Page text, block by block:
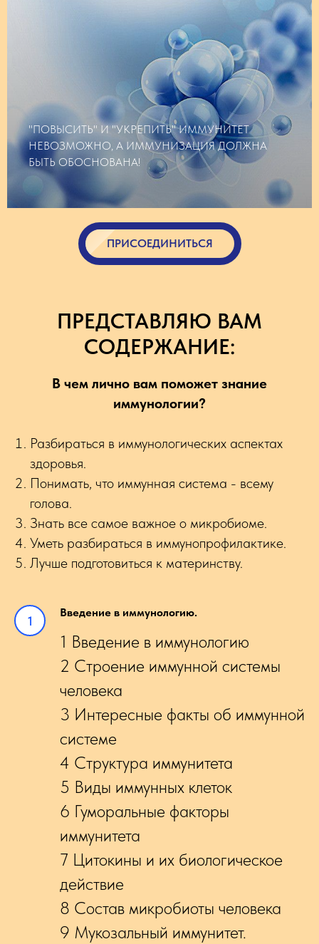
"ПОВЫСИТЬ" И "УКРЕПИТЬ" ИММУНИТЕТ
НЕВОЗМОЖНО, А ИММУНИЗАЦИЯ ДОЛЖНА
БЫТЬ ОБОСНОВАНА!
ПРИСОЕДИНИТЬСЯ
ПРЕДСТАВЛЯЮ ВАМ
СОДЕРЖАНИЕ:
В чем лично вам поможет знание
иммунологии?
Разбираться в иммунологических аспектах
здоровья.
Понимать, что иммунная система - всему
голова.
Знать все самое важное о микробиоме.
Уметь разбираться в иммунопрофилактике.
Лучше подготовиться к материнству.
Введение в иммунологию.
1 Введение в иммунологию
2 Строение иммунной системы
человека
3 Интересные факты об иммунной
системе
4 Структура иммунитета
5 Виды иммунных клеток
6 Гуморальные факторы
иммунитета
7 Цитокины и их биологическое
действие
8 Состав микробиоты человека
9 Мукозальный иммунитет.